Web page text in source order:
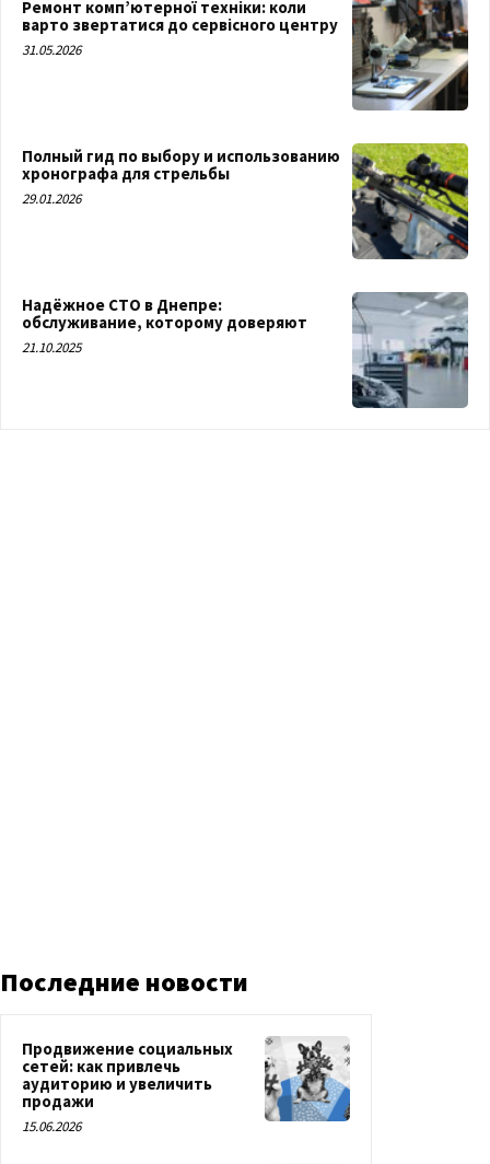
Ремонт комп’ютерної техніки: коли
варто звертатися до сервісного центру
31.05.2026
Полный гид по выбору и использованию
хронографа для стрельбы
29.01.2026
Надёжное СТО в Днепре:
обслуживание, которому доверяют
21.10.2025
Последние новости
Продвижение социальных
сетей: как привлечь
аудиторию и увеличить
продажи
15.06.2026